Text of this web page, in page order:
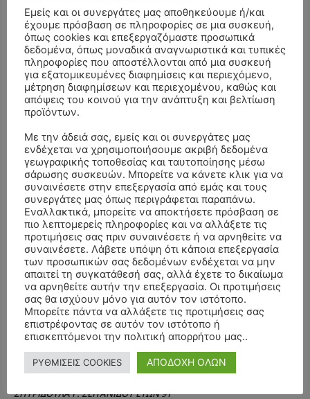
- Advertisment -
ΣΥΛΛΥΠΗΤΗΡΙΑ ΜΗΝΥΜΑΤΑ
ΣΠΥΡΙΔΟΥΛΑ Γ. ΣΕΪΤΑΝΙΔΟΥ ΕΤΩΝ 91
Εμείς και οι συνεργάτες μας αποθηκεύουμε ή/και
έχουμε πρόσβαση σε πληροφορίες σε μια συσκευή,
όπως cookies και επεξεργαζόμαστε προσωπικά
δεδομένα, όπως μοναδικά αναγνωριστικά και τυπικές
πληροφορίες που αποστέλλονται από μια συσκευή
για εξατομικευμένες διαφημίσεις και περιεχόμενο,
μέτρηση διαφημίσεων και περιεχομένου, καθώς και
απόψεις του κοινού για την ανάπτυξη και βελτίωση
προϊόντων.
Με την άδειά σας, εμείς και οι συνεργάτες μας
ενδέχεται να χρησιμοποιήσουμε ακριβή δεδομένα
γεωγραφικής τοποθεσίας και ταυτοποίησης μέσω
σάρωσης συσκευών. Μπορείτε να κάνετε κλικ για να
συναινέσετε στην επεξεργασία από εμάς και τους
συνεργάτες μας όπως περιγράφεται παραπάνω.
Εναλλακτικά, μπορείτε να αποκτήσετε πρόσβαση σε
πιο λεπτομερείς πληροφορίες και να αλλάξετε τις
προτιμήσεις σας πριν συναινέσετε ή να αρνηθείτε να
συναινέσετε. Λάβετε υπόψη ότι κάποια επεξεργασία
των προσωπικών σας δεδομένων ενδέχεται να μην
απαιτεί τη συγκατάθεσή σας, αλλά έχετε το δικαίωμα
να αρνηθείτε αυτήν την επεξεργασία. Οι προτιμήσεις
σας θα ισχύουν μόνο για αυτόν τον ιστότοπο.
Μπορείτε πάντα να αλλάξετε τις προτιμήσεις σας
επιστρέφοντας σε αυτόν τον ιστότοπο ή
επισκεπτόμενοι την πολιτική απορρήτου μας..
ΡΥΘΜΙΣΕΙΣ COOKIES ΑΠΟΔΟΧΗ ΟΛΩΝ